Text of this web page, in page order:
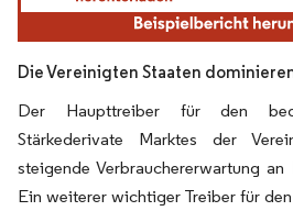
Die Vereinigten Staaten
Der Haupttreiber für den
Stärkederivate Marktes der
steigende Verbrauchererwartung
Ein weiterer wichtiger Treiber für